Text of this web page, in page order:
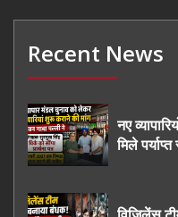
Recent News
नए
मिले